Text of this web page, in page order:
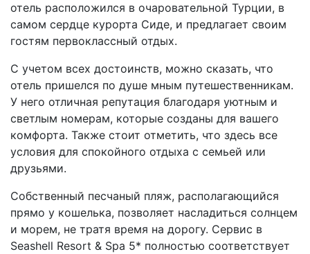
отель расположился в очаровательной Турции, в
самом сердце курорта Сиде, и предлагает своим
гостям первоклассный отдых.
С учетом всех достоинств, можно сказать, что
отель пришелся по душе мным путешественникам.
У него отличная репутация благодаря уютным и
светлым номерам, которые созданы для вашего
комфорта. Также стоит отметить, что здесь все
условия для спокойного отдыха с семьей или
друзьями.
Собственный песчаный пляж, располагающийся
прямо у кошелька, позволяет насладиться солнцем
и морем, не тратя время на дорогу. Сервис в
Seashell Resort & Spa 5* полностью соответствует